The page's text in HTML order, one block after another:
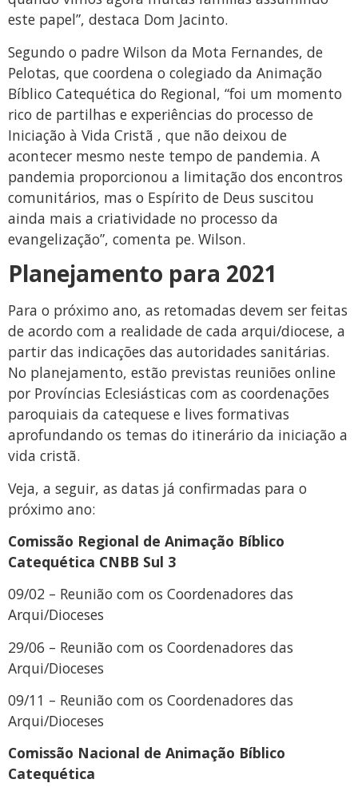
este papel”, destaca Dom Jacinto.
Segundo o padre Wilson da Mota Fernandes, de
Pelotas, que coordena o colegiado da Animação
Bíblico Catequética do Regional, “foi um momento
rico de partilhas e experiências do processo de
Iniciação à Vida Cristã , que não deixou de
acontecer mesmo neste tempo de pandemia. A
pandemia proporcionou a limitação dos encontros
comunitários, mas o Espírito de Deus suscitou
ainda mais a criatividade no processo da
evangelização”, comenta pe. Wilson.
Planejamento para 2021
Para o próximo ano, as retomadas devem ser feitas
de acordo com a realidade de cada arqui/diocese, a
partir das indicações das autoridades sanitárias.
No planejamento, estão previstas reuniões online
por Províncias Eclesiásticas com as coordenações
paroquiais da catequese e lives formativas
aprofundando os temas do itinerário da iniciação a
vida cristã.
Veja, a seguir, as datas já confirmadas para o
próximo ano:
Comissão Regional de Animação Bíblico
Catequética CNBB Sul 3
09/02 – Reunião com os Coordenadores das
Arqui/Dioceses
29/06 – Reunião com os Coordenadores das
Arqui/Dioceses
09/11 – Reunião com os Coordenadores das
Arqui/Dioceses
Comissão Nacional de Animação Bíblico
Catequética